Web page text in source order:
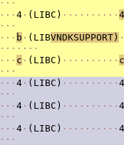
· · ·
· · · 4 · (LIBC) · · · · · · · · · · 4
· · ·
· · · b · (LIBVNDKSUPPORT) ·
· · · · · · ·
· · · c · (LIBC) · · · · · · · · · · c
· · ·
· · · 4 · (LIBC) · · · · · · · · · · 4
· · ·
· · · 4 · (LIBC) · · · · · · · · · · 4
· · ·
· · · 4 · (LIBC) · · · · · · · · · · 4
· · ·